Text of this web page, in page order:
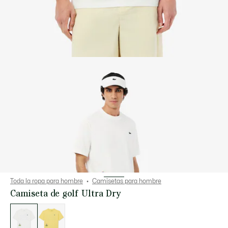
Toda la ropa para hombre Camisetas para hombre
Camiseta de golf Ultra Dry
variaciones